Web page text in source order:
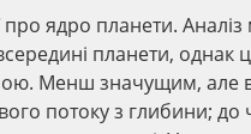
ядро планети.
планети, однак
Менш значущим,
потоку з глибини;